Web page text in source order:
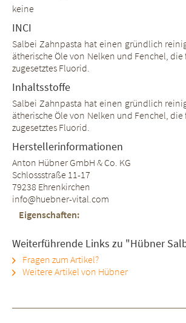
keine
INCI
Salbei Zahnpasta hat einen gründlich
ätherische Öle von Nelken und Fenchel,
zugesetztes Fluorid.
Inhaltsstoffe
Salbei Zahnpasta hat einen gründlich
ätherische Öle von Nelken und Fenchel,
zugesetztes Fluorid.
Herstellerinformationen
Anton Hübner GmbH & Co. KG
Schlossstraße 11-17
79238 Ehrenkirchen
info@huebner-vital.com
Eigenschaften:
Weiterführende Links zu "Hübner
Fragen zum Artikel?
Weitere Artikel von Hübner